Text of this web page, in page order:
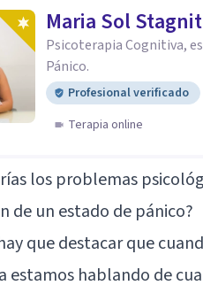
Maria Sol
Psicoterapia Cognitiva,
Pánico.
Profesional verificado
Terapia online
los problemas
de un estado de pánico?
que destacar que
estamos hablando de